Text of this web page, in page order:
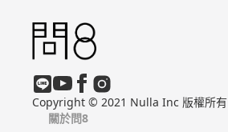
Copyright © 2021 Nulla Inc 版權所有
關於問8